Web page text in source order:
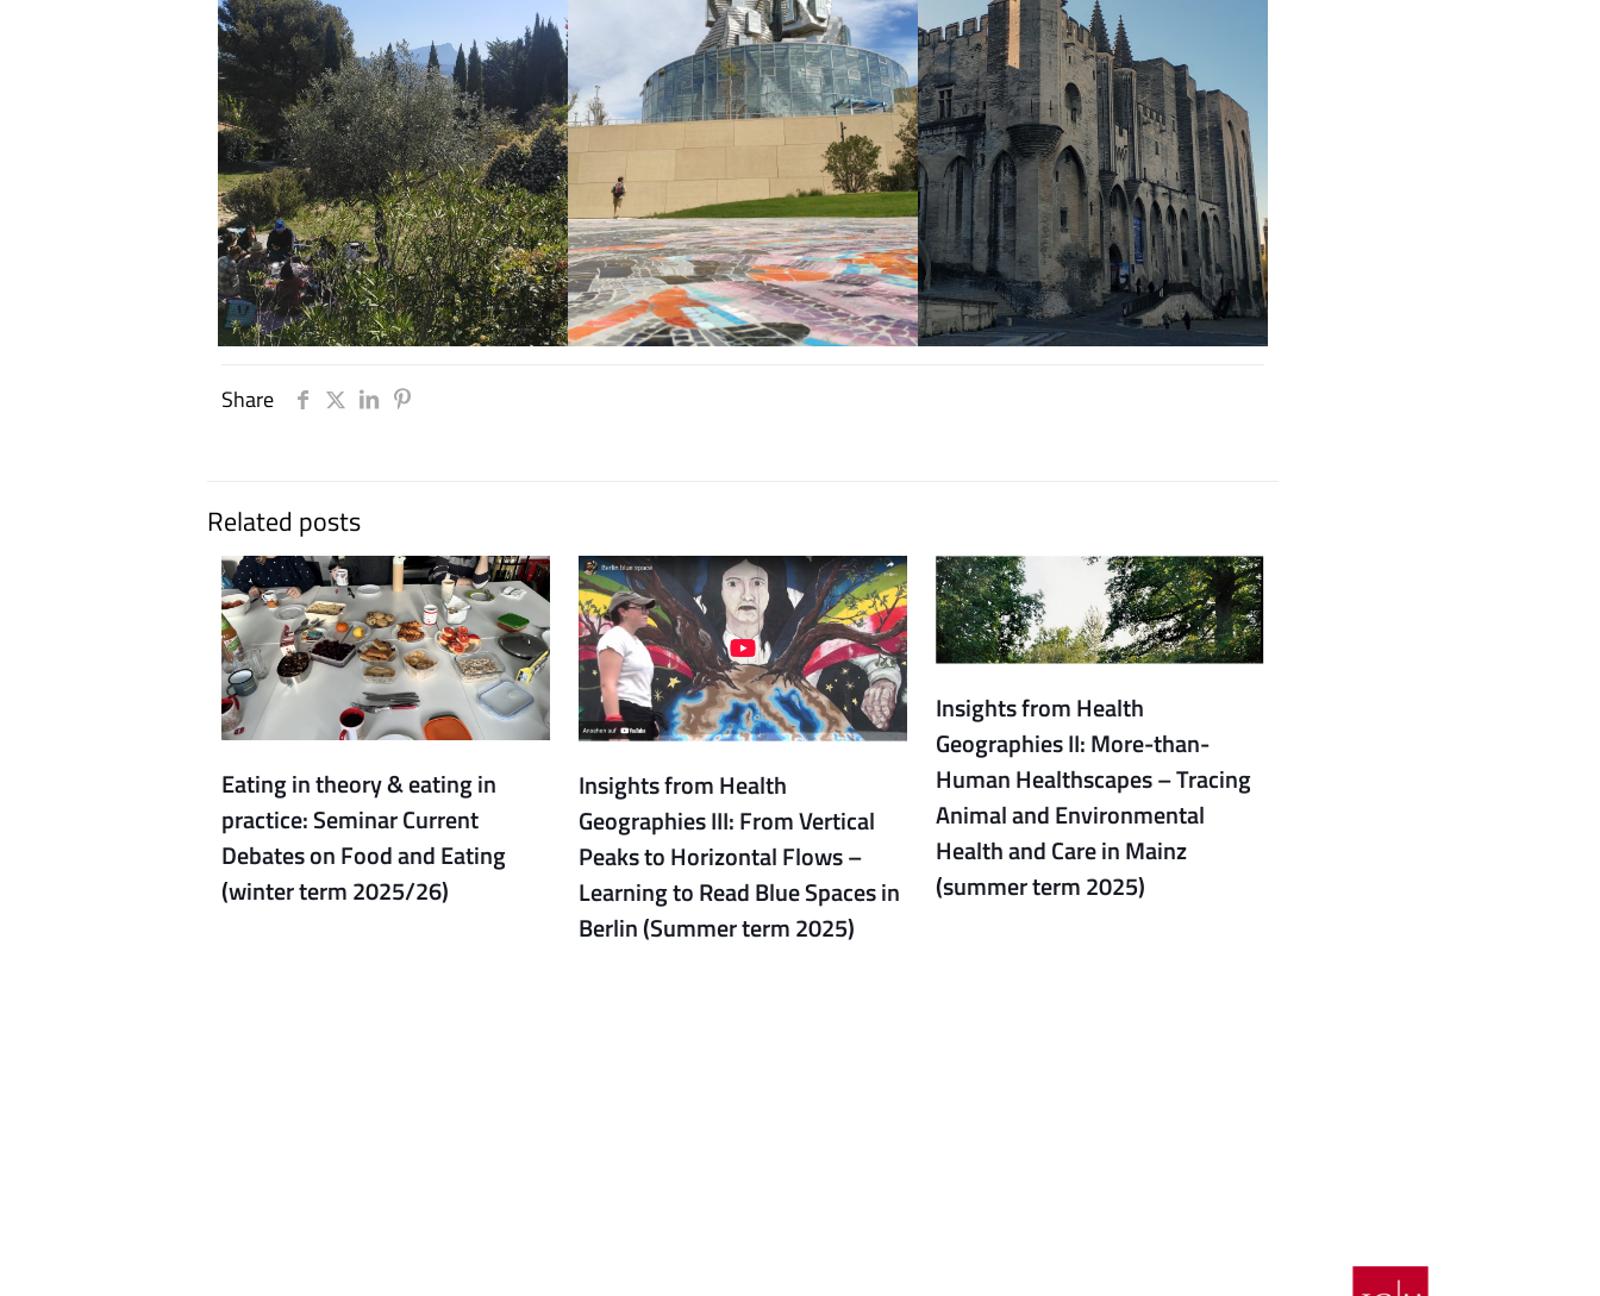
Share
Related posts
Eating in theory & eating in
practice: Seminar Current
Debates on Food and Eating
(winter term 2025/26)
Insights from Health
Geographies III: From Vertical
Peaks to Horizontal Flows –
Learning to Read Blue Spaces in
Berlin (Summer term 2025)
Insights from Health
Geographies II: More-than-
Human Healthscapes – Tracing
Animal and Environmental
Health and Care in Mainz
(summer term 2025)